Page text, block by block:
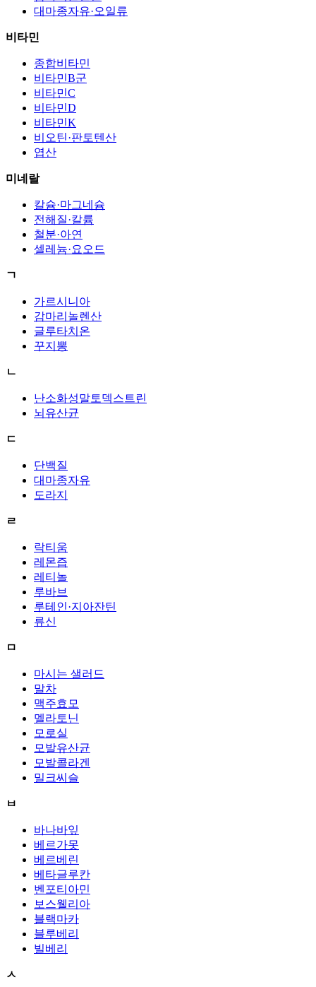
대마종자유·오일류
비타민
종합비타민
비타민B군
비타민C
비타민D
비타민K
비오틴·판토텐산
엽산
미네랄
칼슘·마그네슘
전해질·칼륨
철분·아연
셀레늄·요오드
ㄱ
가르시니아
감마리놀렌산
글루타치온
꾸지뽕
ㄴ
난소화성말토덱스트린
뇌유산균
ㄷ
단백질
대마종자유
도라지
ㄹ
락티움
레몬즙
레티놀
루바브
루테인·지아잔틴
류신
ㅁ
마시는 샐러드
말차
맥주효모
멜라토닌
모로실
모발유산균
모발콜라겐
밀크씨슬
ㅂ
바나바잎
베르가못
베르베린
베타글루칸
벤포티아민
보스웰리아
블랙마카
블루베리
빌베리
ㅅ